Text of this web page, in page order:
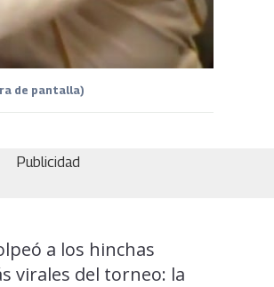
de pantalla)
Publicidad
a los hinchas
virales del torneo: la